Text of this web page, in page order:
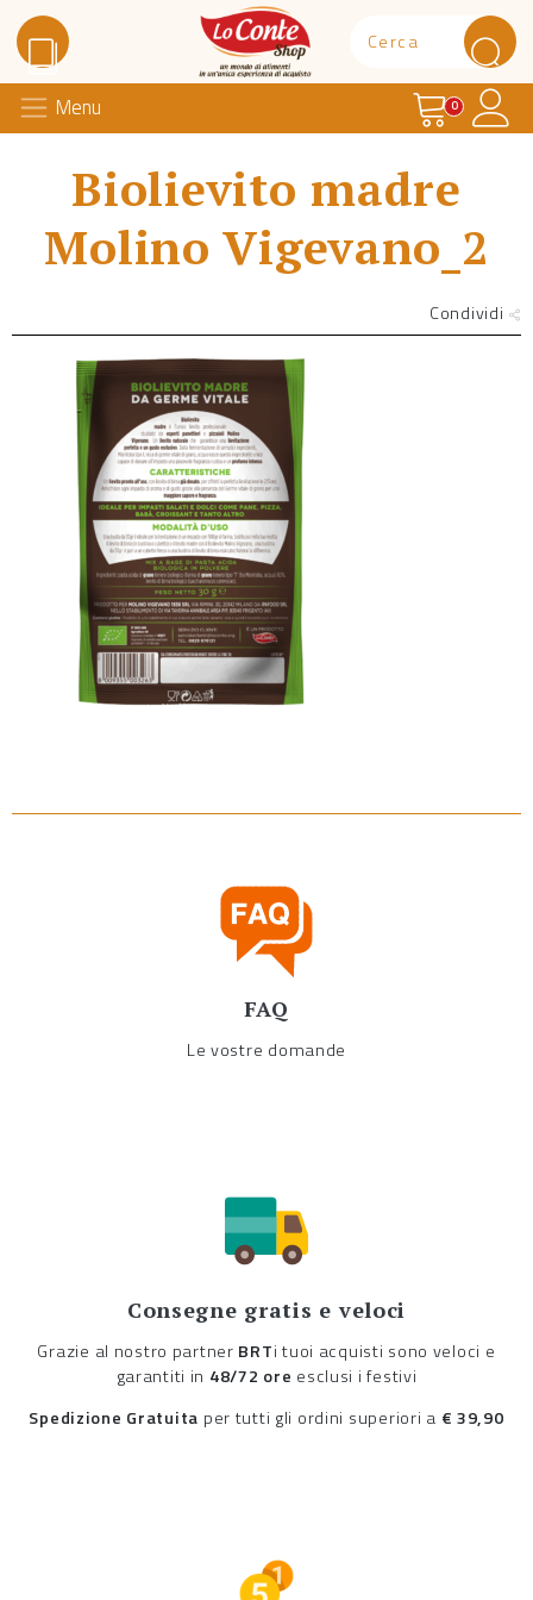
Lo Conte Shop
Menu Carrello
0
Biolievito madre
Molino Vigevano_2
Condividi
FAQ
Le vostre domande
Consegne gratis e veloci
Grazie al nostro partner BRTi tuoi acquisti sono veloci e
garantiti in 48/72 ore esclusi i festivi
Spedizione Gratuita per tutti gli ordini superiori a € 39,90